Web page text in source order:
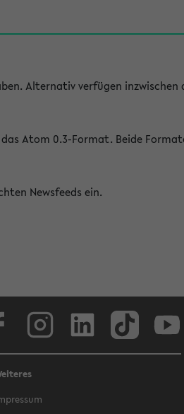
Alternativ verfügen inzwischen
Atom 0.3-Format. Beide
Newsfeeds ein.